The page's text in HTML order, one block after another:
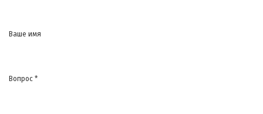
Ваше имя
Вопрос *